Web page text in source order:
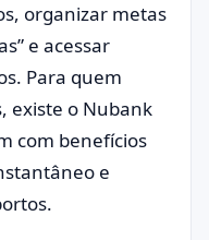
organizar metas
e acessar
Para quem
existe o Nubank
com benefícios
e